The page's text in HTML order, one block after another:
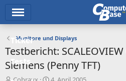
Ticker
Tests
Monitore und Displays
Testbericht:
Siemens (Penny TFT)
E
E